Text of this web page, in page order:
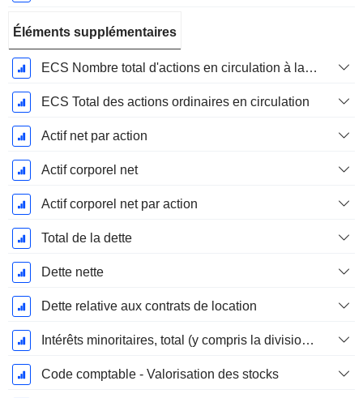
Éléments supplémentaires
ECS Nombre total d'actions en circulation à la date de dépôt
ECS Total des actions ordinaires en circulation
Actif net par action
Actif corporel net
Actif corporel net par action
Total de la dette
Dette nette
Dette relative aux contrats de location
Intérêts minoritaires, total (y compris la division financière)
Code comptable - Valorisation des stocks